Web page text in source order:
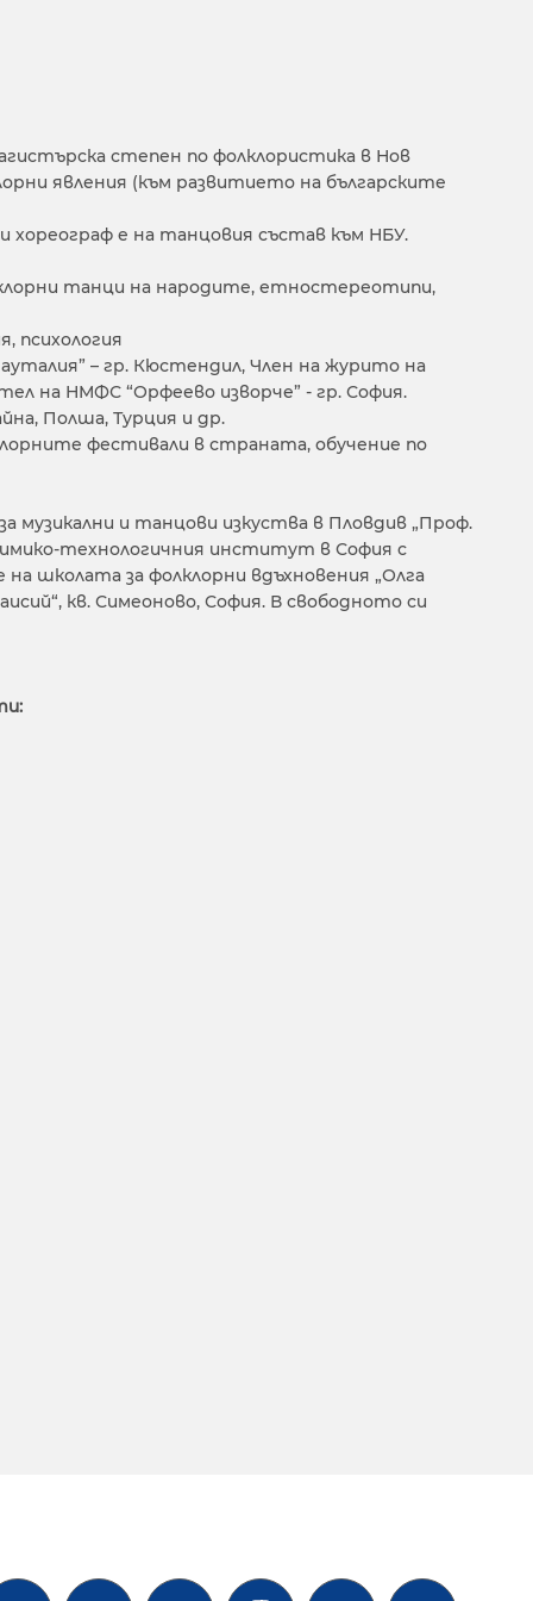
степен по фолклористика в Нов
явления (към развитието на българските
е на танцовия състав към НБУ.
танци на народите, етностереотипи,
психология
– гр. Кюстендил, Член на журито на
на НМФС “Орфеево изворче” - гр. София.
Полша, Турция и др.
фестивали в страната, обучение по
музикални и танцови изкуства в Пловдив „Проф.
технологичния институт в София с
школата за фолклорни вдъхновения „Олга
кв. Симеоново, София. В свободното си